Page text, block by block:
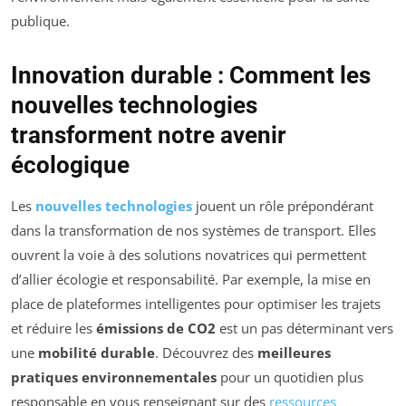
publique.
Innovation durable : Comment les
nouvelles technologies
transforment notre avenir
écologique
Les nouvelles technologies jouent un rôle prépondérant
dans la transformation de nos systèmes de transport. Elles
ouvrent la voie à des solutions novatrices qui permettent
d’allier écologie et responsabilité. Par exemple, la mise en
place de plateformes intelligentes pour optimiser les trajets
et réduire les émissions de CO2 est un pas déterminant vers
une mobilité durable. Découvrez des meilleures
pratiques environnementales pour un quotidien plus
responsable en vous renseignant sur des ressources